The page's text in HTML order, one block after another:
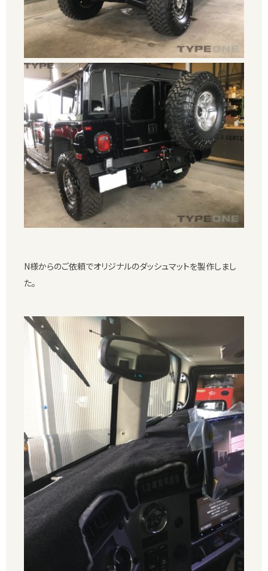
N様からのご依頼でオリジナルのダッシュマットを製作しまし
た。